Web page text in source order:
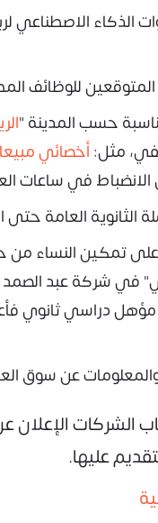
الاصطناعي
للوظائف
حسب المدينة "
مثل:أخصائي
الانضباط في
العامة حتى
على تمكين النساء
مؤهل دراسي
عن سوق
الإعلان
عليها.